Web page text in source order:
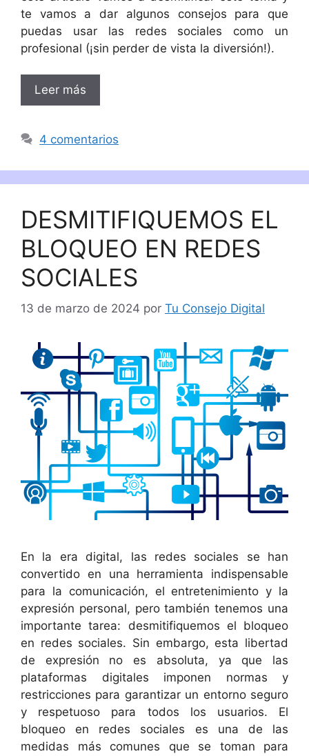
te vamos a dar algunos consejos para que
puedas usar las redes sociales como un
profesional (¡sin perder de vista la diversión!).
Leer más
4 comentarios
DESMITIFIQUEMOS EL
BLOQUEO EN REDES
SOCIALES
13 de marzo de 2024 por Tu Consejo Digital
En la era digital, las redes sociales se han
convertido en una herramienta indispensable
para la comunicación, el entretenimiento y la
expresión personal, pero también tenemos una
importante tarea: desmitifiquemos el bloqueo
en redes sociales. Sin embargo, esta libertad
de expresión no es absoluta, ya que las
plataformas digitales imponen normas y
restricciones para garantizar un entorno seguro
y respetuoso para todos los usuarios. El
bloqueo en redes sociales es una de las
medidas más comunes que se toman para